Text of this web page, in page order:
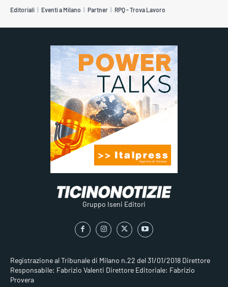
Editoriali Eventi a Milano Partner RPQ - Trova Lavoro
Gruppo Iseni Editori
Registrazione al Tribunale di Milano n.22 del 31/01/2018 Direttore
Responsabile: Fabrizio Valenti Direttore Editoriale: Fabrizio
Provera